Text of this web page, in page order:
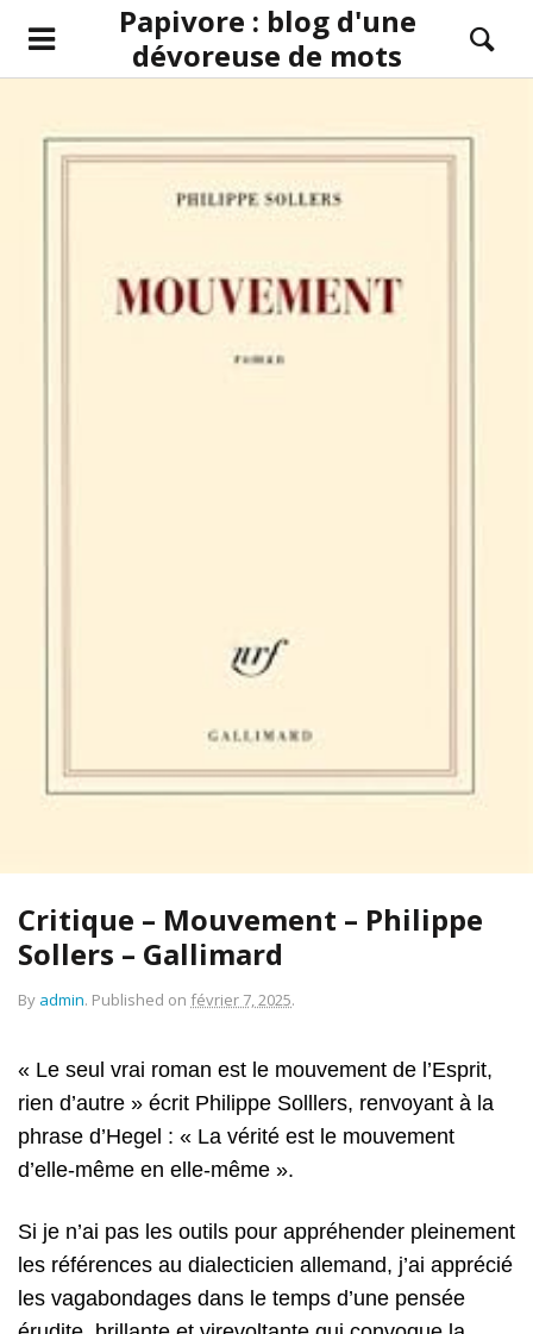
Papivore : blog d'une
dévoreuse de mots
Critique – Mouvement – Philippe
Sollers – Gallimard
By admin. Published on février 7, 2025.
« Le seul vrai roman est le mouvement de l’Esprit,
rien d’autre » écrit Philippe Solllers, renvoyant à la
phrase d’Hegel : « La vérité est le mouvement
d’elle-même en elle-même ».
Si je n’ai pas les outils pour appréhender pleinement
les références au dialecticien allemand, j’ai apprécié
les vagabondages dans le temps d’une pensée